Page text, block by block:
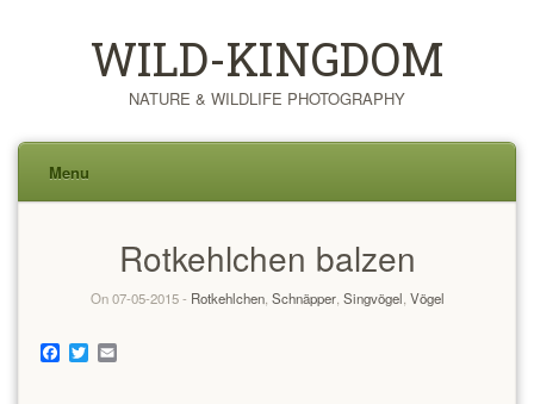
WILD-KINGDOM
NATURE & WILDLIFE PHOTOGRAPHY
Menu
Rotkehlchen balzen
On 07-05-2015 - Rotkehlchen, Schnäpper, Singvögel Vögel
Facebook
TwitterEmail